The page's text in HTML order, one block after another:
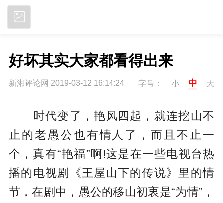
好坏其实大家都看得出来
新湘评论网 2019-03-12 16:14:24 字号： 小 中 大
时代变了，艳风四起，就连挖山不
止的老愚公也有情人了，而且不止一
个，真有“艳福”啊!这是在一些电视台热
播的电视剧《王屋山下的传说》里的情
节，在剧中，愚公的移山初衷是“为情”，